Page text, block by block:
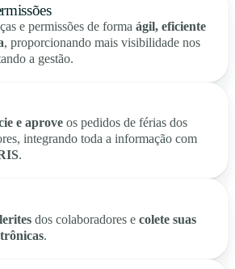
e permissões de formaágil, eficiente
, proporcionando mais visibilidade nos
a gestão.
e aprove os pedidos de férias dos
integrando toda a informação com
.
dos colaboradores ecolete suas
.